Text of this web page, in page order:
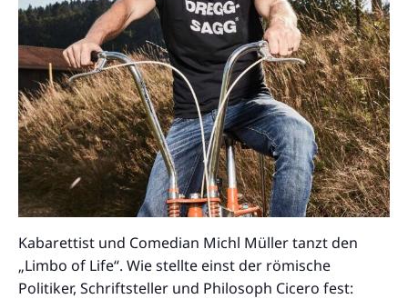
Kabarettist und Comedian Michl Müller tanzt den
„Limbo of Life“. Wie stellte einst der römische
Politiker, Schriftsteller und Philosoph Cicero fest: